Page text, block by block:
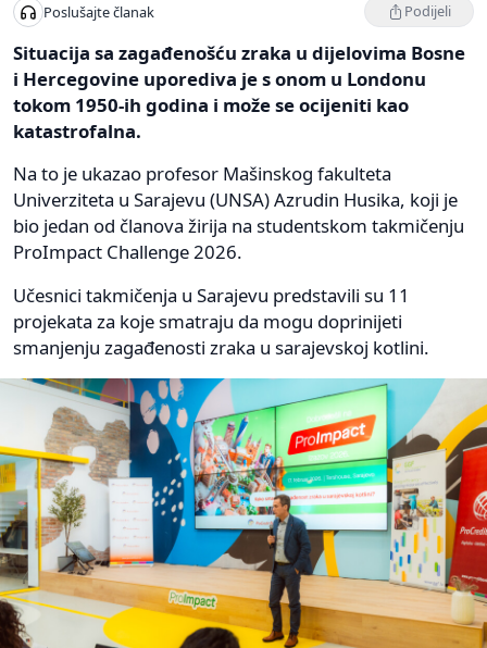
Poslušajte članak Podijeli
Situacija sa zagađenošću zraka u dijelovima Bosne
i Hercegovine uporediva je s onom u Londonu
tokom 1950-ih godina i može se ocijeniti kao
katastrofalna.
Na to je ukazao profesor Mašinskog fakulteta
Univerziteta u Sarajevu (UNSA) Azrudin Husika, koji je
bio jedan od članova žirija na studentskom takmičenju
ProImpact Challenge 2026.
Učesnici takmičenja u Sarajevu predstavili su 11
projekata za koje smatraju da mogu doprinijeti
smanjenju zagađenosti zraka u sarajevskoj kotlini.